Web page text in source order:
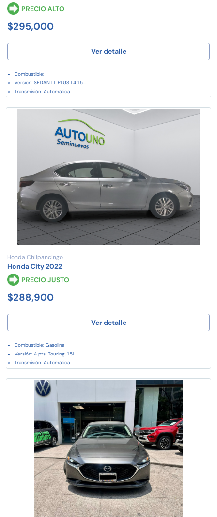
PRECIO ALTO
$295,000
Ver detalle
Combustible:
Versión: SEDAN LT PLUS L4 1.5...
Transmisión: Automática
Honda Chilpancingo
Honda City 2022
PRECIO JUSTO
$288,900
Ver detalle
Combustible: Gasolina
Versión: 4 pts. Touring, 1.5l...
Transmisión: Automática